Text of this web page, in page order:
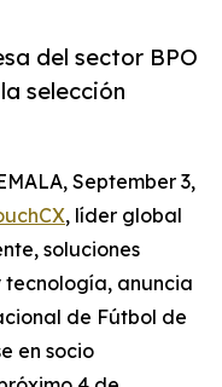
del sector BPO
selección
September 3,
, líder global
soluciones
anuncia
de Fútbol de
en socio